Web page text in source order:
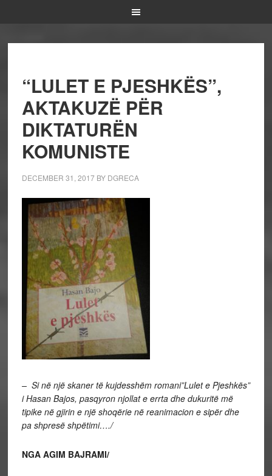
“LULET E PJESHKËS”,
AKTAKUZË PËR
DIKTATURËN
KOMUNISTE
DECEMBER 31, 2017BY DGRECA
– Si në një skaner të kujdesshëm romani”Lulet e Pjeshkës”
i Hasan Bajos, pasqyron njollat e errta dhe dukuritë më
tipike në gjirin e një shoqërie në reanimacion e sipër dhe
pa shpresë shpëtimi…./
NGA AGIM BAJRAMI/